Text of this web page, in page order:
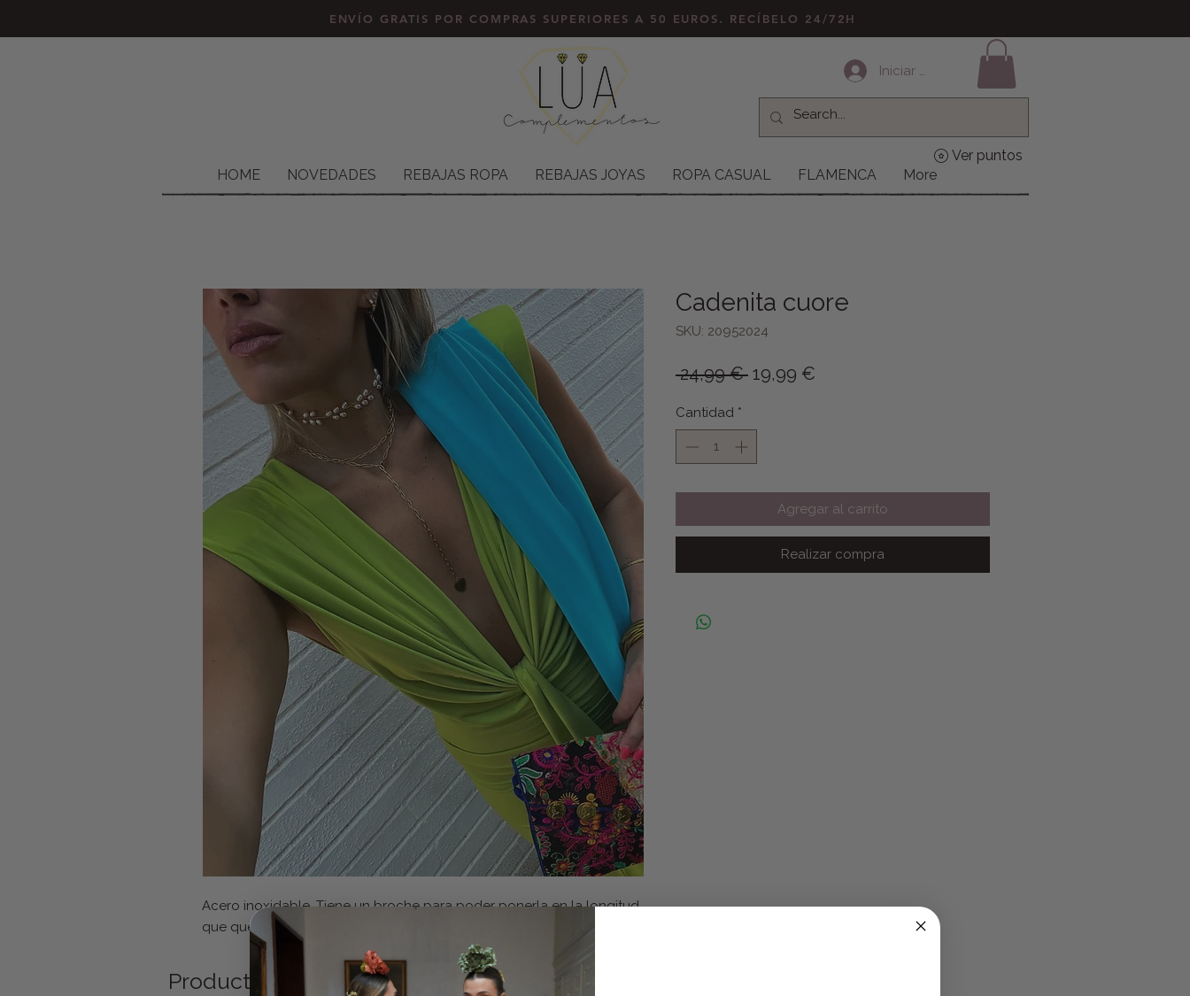
ENVÍO GRATIS POR COMPRAS SUPERIORES A 50 EUROS. RECÍBELO 24/72H
Iniciar sesión
HOME NOVEDADES REBAJAS ROPA REBAJAS JOYAS ROPA CASUAL FLAMENCA More
Ver puntos
Acero inoxidable. Tiene un broche para poder ponerla en la longitud
que queráis
Cadenita cuore
SKU: 20952024
24,99 € Precio
19,99 €
Cantidad *
Agregar al carrito
Realizar compra
Productos relacionados